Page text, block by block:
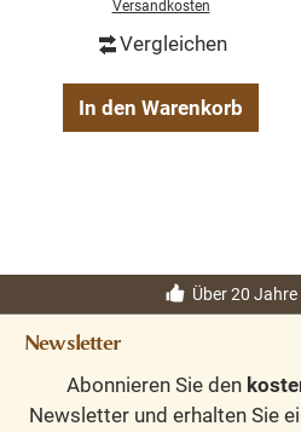
Schubladen
Versandkosten
Vergleichen
In den Warenkorb
Über 20
Newsletter
Abonnieren Sie den
Newsletter und erhalten Sie